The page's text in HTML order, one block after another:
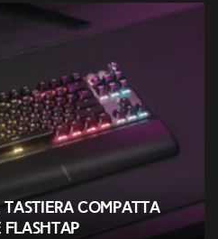
tastiera compatta